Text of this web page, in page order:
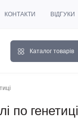
КОНТАКТИ ВІДГУКИ
Каталог товарів
по генетиці